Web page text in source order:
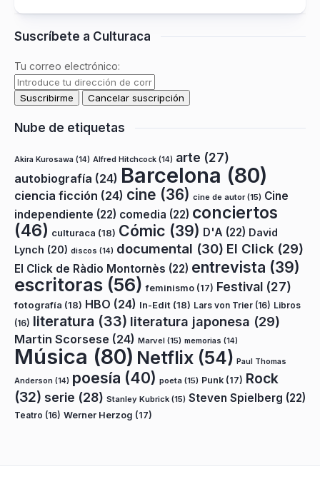
Suscríbete a Culturaca
Tu correo electrónico:
Nube de etiquetas
Akira Kurosawa (14) Alfred Hitchcock (14) arte (27)
autobiografía (24) Barcelona (80)
ciencia ficción (24) cine (36) cine de autor(15) Cine
independiente (22) comedia (22) conciertos
(46) culturaca (18) Cómic (39) D'A (22) David
Lynch (20) discos (14) documental (30) El Click (29)
El Click de Ràdio Montornès (22) entrevista (39)
escritoras (56) feminismo (17) Festival (27)
fotografía (18) HBO (24) In-Edit (18) Lars von Trier (16) Libros
(16) literatura (33) literatura japonesa (29)
Martin Scorsese (24) Marvel (15) memorias (14)
Música (80) Netflix (54) Paul Thomas
Anderson (14) poesía (40) poeta (15) Punk (17) Rock
(32) serie (28) Stanley Kubrick (15) Steven Spielberg (22)
Teatro (16) Werner Herzog (17)